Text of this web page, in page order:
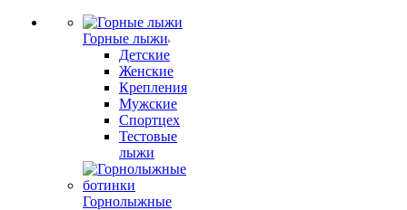
Горные лыжи
Детские
Женские
Крепления
Мужские
Спортцех
Тестовые
лыжи
Горнолыжные